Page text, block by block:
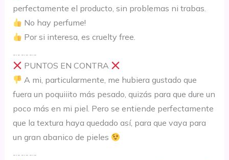
perfectamente el producto, sin problemas ni trabas.
No hay perfume!
Por si interesa, es cruelty free.
PUNTOS EN CONTRA
A mi, particularmente, me hubiera gustado que
fuera un poquiiito más pesado, quizás para que dure un
poco más en mi piel. Pero se entiende perfectamente
que la textura haya quedado así, para que vaya para
un gran abanico de pieles